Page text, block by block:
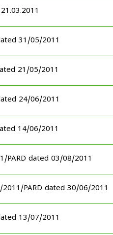
31/05/2011
21/05/2011
24/06/2011
14/06/2011
PARD dated 03/08/2011
PARD dated 30/06/2011
13/07/2011